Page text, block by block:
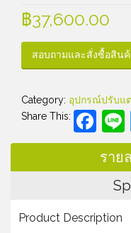
฿37,600.00
สอบถามและสั่งซื้อสินค้
Category: อุปกรณ์ปรับแ
Share This:
ราย
Product Description